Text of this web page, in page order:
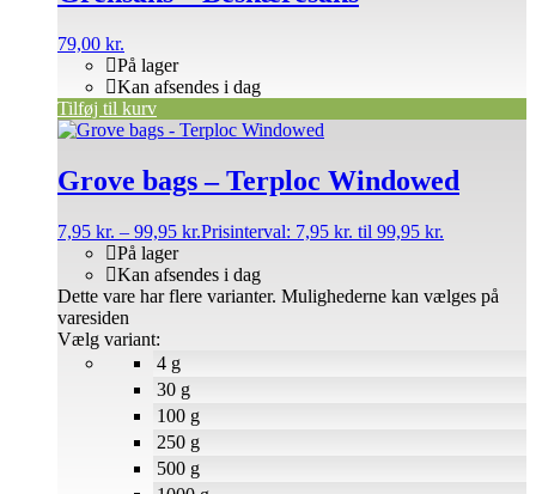
79,00 kr.
På lager
Kan afsendes i dag
Tilføj til kurv
Grove bags – Terploc Windowed
7,95 kr. – 99,95 kr.Prisinterval: 7,95 kr. til 99,95 kr.
På lager
Kan afsendes i dag
Vælg variant:
Dette vare har flere varianter. Mulighederne kan vælges på
varesiden
4 g
30 g
100 g
250 g
500 g